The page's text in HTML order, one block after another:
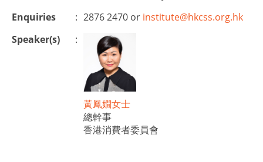
Enquiries
: 2876 2470 or institute@hkcss.org.hk
Speaker(s)
:
黃鳳嫺女士
總幹事
香港消費者委員會